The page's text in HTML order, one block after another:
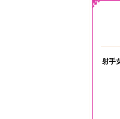
射手